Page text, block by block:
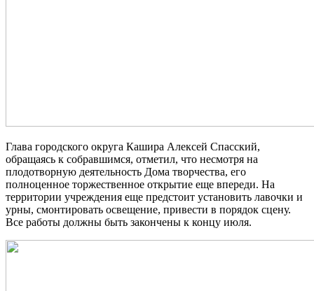
Глава городского округа Кашира Алексей Спасский,
обращаясь к собравшимся, отметил, что несмотря на
плодотворную деятельность Дома творчества, его
полноценное торжественное открытие еще впереди. На
территории учреждения еще предстоит установить лавочки и
урны, смонтировать освещение, привести в порядок сцену.
Все работы должны быть закончены к концу июля.